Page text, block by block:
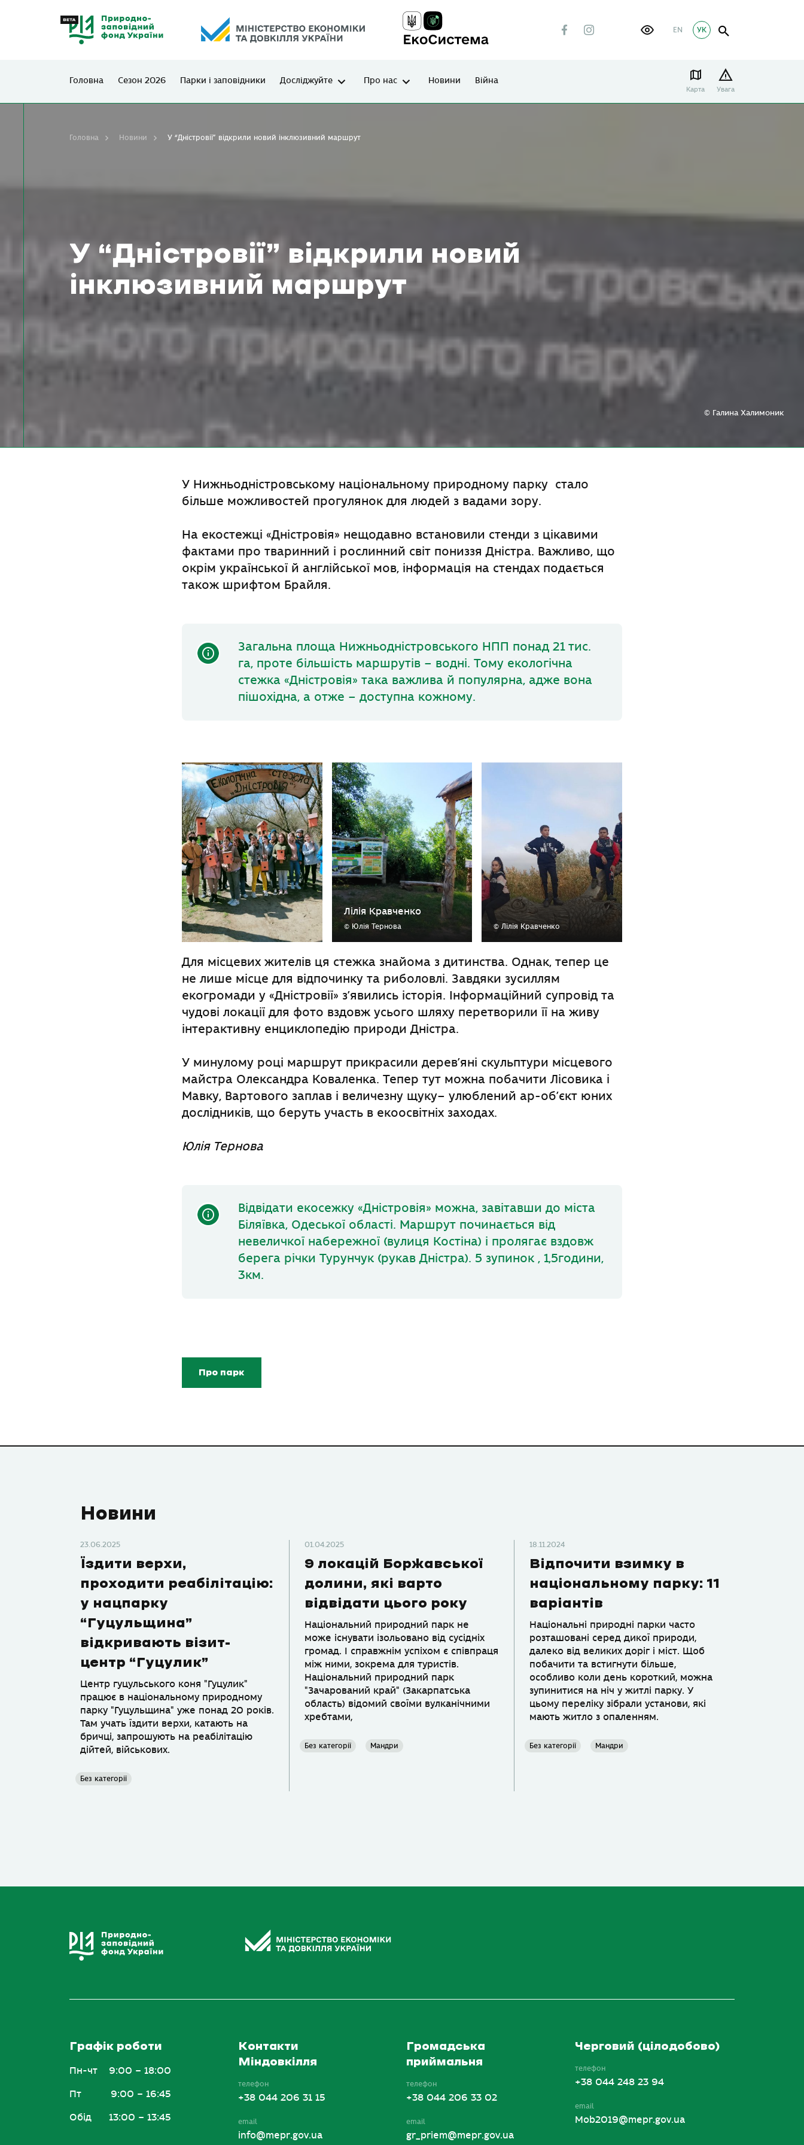
УК
EN
Головна Сезон 2026 Парки і заповідники Досліджуйте Про нас Новини Війна
Карта Увага
У “Дністровії” відкрили новий
інклюзивний маршрут
Головна Новини У “Дністровії” відкрили новий інклюзивний маршрут
© Галина Халимоник
У Нижньодністровському національному природному парку стало
більше можливостей прогулянок для людей з вадами зору.
На екостежці «Дністровія» нещодавно встановили стенди з цікавими
фактами про тваринний і рослинний світ пониззя Дністра. Важливо, що
окрім української й англійської мов, інформація на стендах подається
також шрифтом Брайля.
Загальна площа Нижньодністровського НПП понад 21 тис.
га, проте більшість маршрутів – водні. Тому екологічна
стежка «Дністровія» така важлива й популярна, адже вона
пішохідна, а отже – доступна кожному.
Лілія Кравченко
© Юлія Тернова © Лілія Кравченко
Для місцевих жителів ця стежка знайома з дитинства. Однак, тепер це
не лише місце для відпочинку та риболовлі. Завдяки зусиллям
екогромади у «Дністровії» з’явились історія. Інформаційний супровід та
чудові локації для фото вздовж усього шляху перетворили її на живу
інтерактивну енциклопедію природи Дністра.
У минулому році маршрут прикрасили дерев’яні скульптури місцевого
майстра Олександра Коваленка. Тепер тут можна побачити Лісовика і
Мавку, Вартового заплав і величезну щуку– улюблений ар-об’єкт юних
дослідників, що беруть участь в екоосвітніх заходах.
Юлія Тернова
Відвідати екосежку «Дністровія» можна, завітавши до міста
Біляївка, Одеської області. Маршрут починається від
невеличкої набережної (вулиця Костіна) і пролягає вздовж
берега річки Турунчук (рукав Дністра). 5 зупинок , 1,5години,
3км.
Про парк
Новини
23.06.2025
Їздити верхи,
проходити реабілітацію:
у нацпарку
“Гуцульщина”
відкривають візит-
центр “Гуцулик”
Центр гуцульського коня "Гуцулик"
працює в національному природному
парку "Гуцульщина" уже понад 20 років.
Там учать їздити верхи, катають на
бричці, запрошують на реабілітацію
дійтей, військових.
Без категорії
01.04.2025
9 локацій Боржавської
долини, які варто
відвідати цього року
Національний природний парк не
може існувати ізольовано від сусідніх
громад. І справжнім успіхом є співпраця
між ними, зокрема для туристів.
Національний природний парк
"Зачарований край" (Закарпатська
область) відомий своїми вулканічними
хребтами,
Без категорії Мандри
18.11.2024
Відпочити взимку в
національному парку: 11
варіантів
Національні природні парки часто
розташовані серед дикої природи,
далеко від великих доріг і міст. Щоб
побачити та встигнути більше,
особливо коли день короткий, можна
зупинитися на ніч у житлі парку. У
цьому переліку зібрали установи, які
мають житло з опаленням.
Без категорії Мандри
Графік роботи
Пн-чт 9:00 – 18:00
Пт 9:00 – 16:45
Обід 13:00 – 13:45
Контакти
Міндовкілля
телефон
+38 044 206 31 15
email
info@mepr.gov.ua
Громадська
приймальня
телефон
+38 044 206 33 02
email
gr_priem@mepr.gov.ua
Черговий (цілодобово)
телефон
+38 044 248 23 94
email
Mob2019@mepr.gov.ua